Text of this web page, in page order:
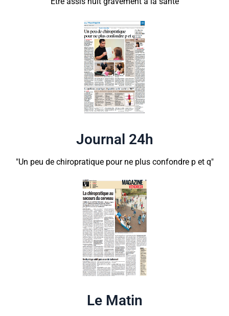
Journal 24h
"Un peu de chiropratique pour ne plus confondre p et q"
Le Matin